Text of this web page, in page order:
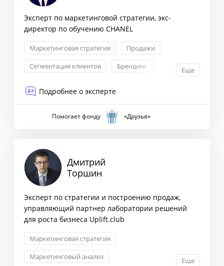
Эксперт по маркетинговой стратегии, экс-
директор по обучению CHANEL
Маркетинговая стратегия
Продажи
Сегментация клиентов
Брендинг Еще
Подробнее о эксперте
Помогает фонду «Друзья»
Дмитрий
Торшин
Эксперт по стратегии и построению продаж,
управляющий партнер лаборатории решений
для роста бизнеса Uplift.club
Маркетинговая стратегия
Маркетинговый анализ
Еще